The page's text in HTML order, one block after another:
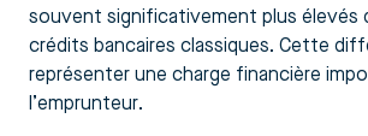
souvent significativement plus élevés
crédits bancaires classiques. Cette
représenter une charge financière
l’emprunteur.